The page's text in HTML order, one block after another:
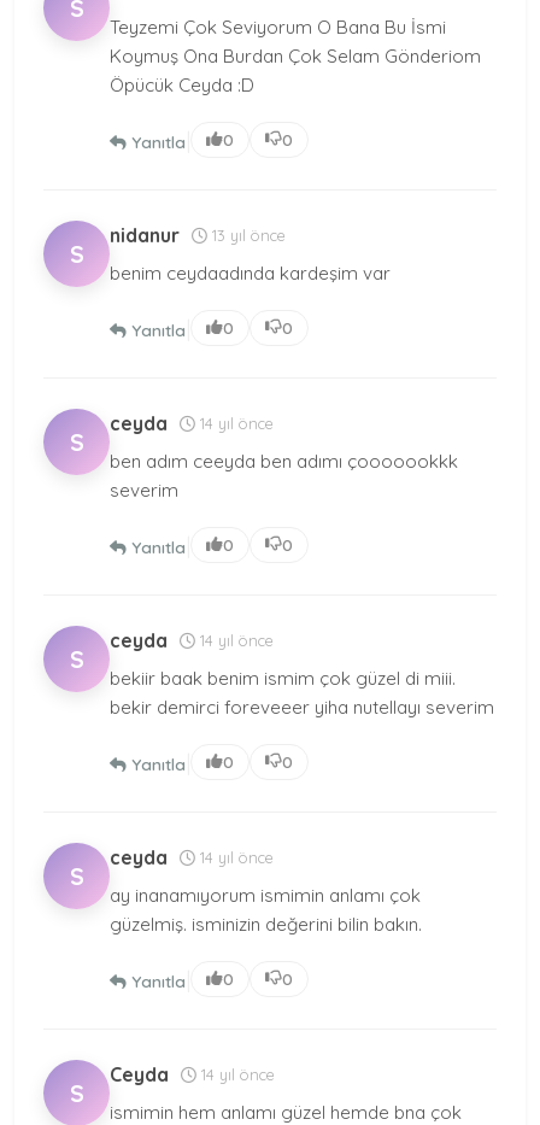
S
Teyzemi Çok Seviyorum O Bana Bu İsmi
Koymuş Ona Burdan Çok Selam Gönderiom
Öpücük Ceyda :D
Yanıtla 0 0
S
nidanur 13 yıl önce
benim ceydaadında kardeşim var
Yanıtla 0 0
S
ceyda 14 yıl önce
ben adım ceeyda ben adımı çooooookkk
severim
Yanıtla 0 0
S
ceyda 14 yıl önce
bekiir baak benim ismim çok güzel di miii.
bekir demirci foreveeer yiha nutellayı severim
Yanıtla 0 0
S
ceyda 14 yıl önce
ay inanamıyorum ismimin anlamı çok
güzelmiş. isminizin değerini bilin bakın.
Yanıtla 0 0
S
Ceyda 14 yıl önce
ismimin hem anlamı güzel hemde bna çok